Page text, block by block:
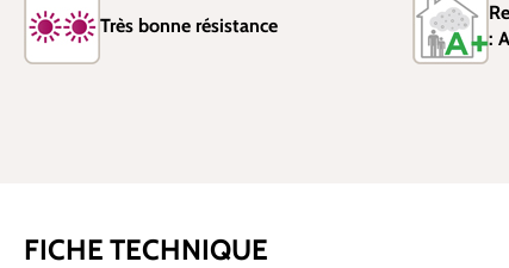
Très bonne résistance
:
FICHE TECHNIQUE